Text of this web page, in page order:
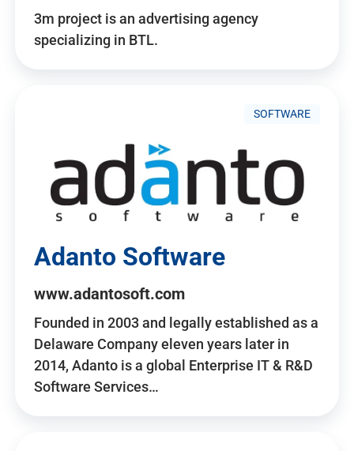
3m project is an advertising agency
specializing in BTL.
SOFTWARE
Adanto Software
www.adantosoft.com
Founded in 2003 and legally established as a
Delaware Company eleven years later in
2014, Adanto is a global Enterprise IT & R&D
Software Services…